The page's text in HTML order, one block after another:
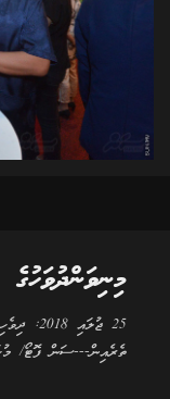
ތެރެއިން---ސަން ފޮޓޯ/